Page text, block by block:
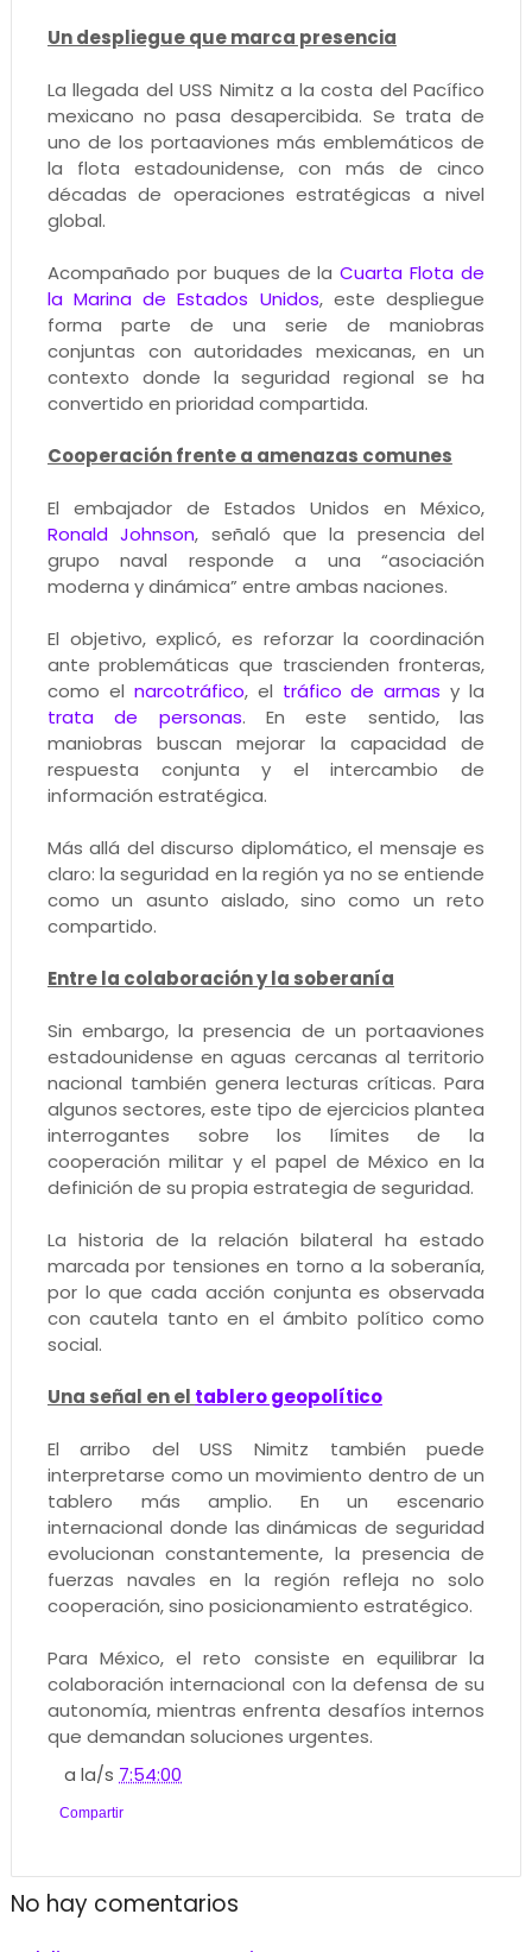
Un despliegue que marca presencia
La llegada del USS Nimitz a la costa del Pacífico
mexicano no pasa desapercibida. Se trata de
uno de los portaaviones más emblemáticos de
la flota estadounidense, con más de cinco
décadas de operaciones estratégicas a nivel
global.
Acompañado por buques de laCuarta Flota de
la Marina de Estados Unidos, este despliegue
forma parte de una serie de maniobras
conjuntas con autoridades mexicanas, en un
contexto donde la seguridad regional se ha
convertido en prioridad compartida.
Cooperación frente a amenazas comunes
El embajador de Estados Unidos en México,
Ronald Johnson, señaló que la presencia del
grupo naval responde a una “asociación
moderna y dinámica” entre ambas naciones.
El objetivo, explicó, es reforzar la coordinación
ante problemáticas que trascienden fronteras,
como el narcotráfico, el tráfico de armas y la
trata de personas. En este sentido, las
maniobras buscan mejorar la capacidad de
respuesta conjunta y el intercambio de
información estratégica.
Más allá del discurso diplomático, el mensaje es
claro: la seguridad en la región ya no se entiende
como un asunto aislado, sino como un reto
compartido.
Entre la colaboración y la soberanía
Sin embargo, la presencia de un portaaviones
estadounidense en aguas cercanas al territorio
nacional también genera lecturas críticas. Para
algunos sectores, este tipo de ejercicios plantea
interrogantes sobre los límites de la
cooperación militar y el papel de México en la
definición de su propia estrategia de seguridad.
La historia de la relación bilateral ha estado
marcada por tensiones en torno a la soberanía,
por lo que cada acción conjunta es observada
con cautela tanto en el ámbito político como
social.
Una señal en el tablero geopolítico
El arribo del USS Nimitz también puede
interpretarse como un movimiento dentro de un
tablero más amplio. En un escenario
internacional donde las dinámicas de seguridad
evolucionan constantemente, la presencia de
fuerzas navales en la región refleja no solo
cooperación, sino posicionamiento estratégico.
Para México, el reto consiste en equilibrar la
colaboración internacional con la defensa de su
autonomía, mientras enfrenta desafíos internos
que demandan soluciones urgentes.
a la/s7:54:00
Compartir
No hay comentarios